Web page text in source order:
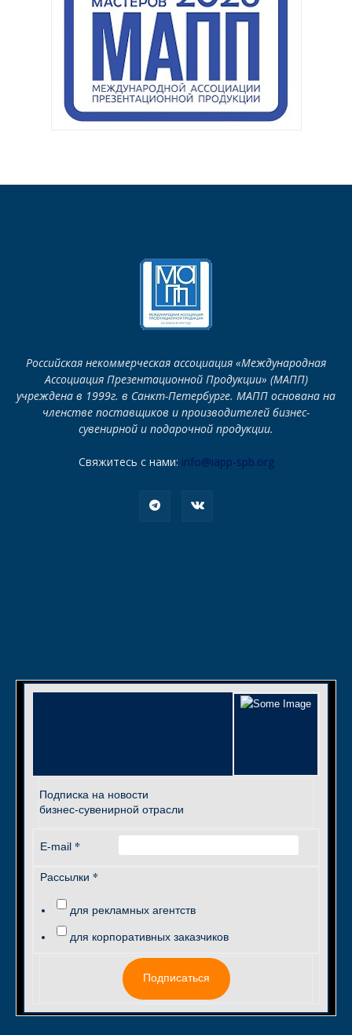
Российская некоммерческая ассоциация «Международная
Ассоциация Презентационной Продукции» (МАПП)
учреждена в 1999г. в Санкт-Петербурге. МАПП основана на
членстве поставщиков и производителей бизнес-
сувенирной и подарочной продукции.
Свяжитесь с нами: info@iapp-spb.org
Подписка на новости
бизнес-сувенирной отрасли
E-mail *
Рассылки *
для рекламных агентств
для корпоративных заказчиков
Подписаться